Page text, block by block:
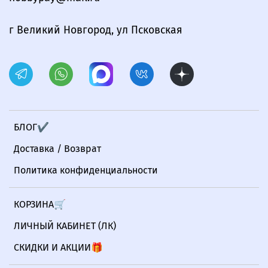
БЛОГ✔
Доставка / Возврат
Политика конфиденциальности
КОРЗИНА🛒
ЛИЧНЫЙ КАБИНЕТ (ЛК)
СКИДКИ И АКЦИИ🎁
г Великий Новгород, ул Псковская